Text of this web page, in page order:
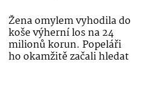
Žena omylem vyhodila do
koše výherní los na 24
milionů korun. Popeláři
ho okamžitě začali hledat